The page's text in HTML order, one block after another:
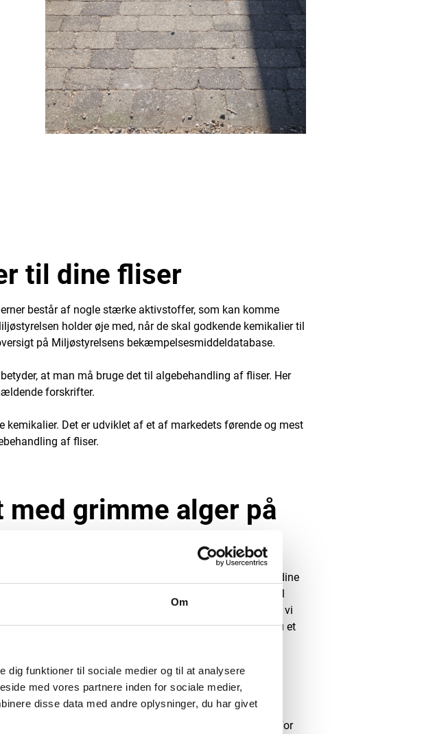
Om
dig funktioner til sociale medier og til at analysere
med vores partnere inden for sociale medier,
disse data med andre oplysninger, du har givet
til dine fliser
består af nogle stærke aktivstoffer, som kan komme
holder øje med, når de skal godkende kemikalier til
på Miljøstyrelsens bekæmpelsesmiddeldatabase.
at man må bruge det til algebehandling af fliser. Her
forskrifter.
Det er udviklet af et af markedets førende og mest
af fliser.
med grimme alger på
algebehandling af fliser sørger vi altså for, at algerne på dine
du får gæster. Vi har over 10 års erfaring i branchen, så vi
blik i forbindelse med flise algebehandlinger. Sender du et
er også en del af vores serviceaftale i forbindelse med
af fliser. Vil du også gerne have oprettet en
Vi kan nemlig indrette det sådan, at vi vender tilbage for